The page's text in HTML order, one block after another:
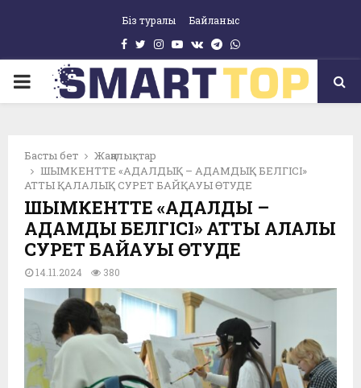
Біз туралы Байланыс
Facebook
Twitter
Instagram
Youtube
Vk Telegram
Whatsapp
PRIMARY
Басты бет
Жаңалықтар
ШЫМКЕНТТЕ «АДАЛДЫҚ – АДАМДЫҚ БЕЛГІСІ»
АТТЫ ҚАЛАЛЫҚ СУРЕТ БАЙҚАУЫ ӨТУДЕ
ШЫМКЕНТТЕ «АДАЛДЫҚ –
АДАМДЫҚ БЕЛГІСІ» АТТЫ ҚАЛАЛЫҚ
СУРЕТ БАЙҚАУЫ ӨТУДЕ
14.11.2024 380